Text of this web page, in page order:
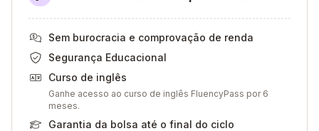
Sem burocracia e comprovação de renda
Segurança Educacional
Curso de inglês
Ganhe acesso ao curso de inglês FluencyPass por 6
meses.
Garantia da bolsa até o final do ciclo